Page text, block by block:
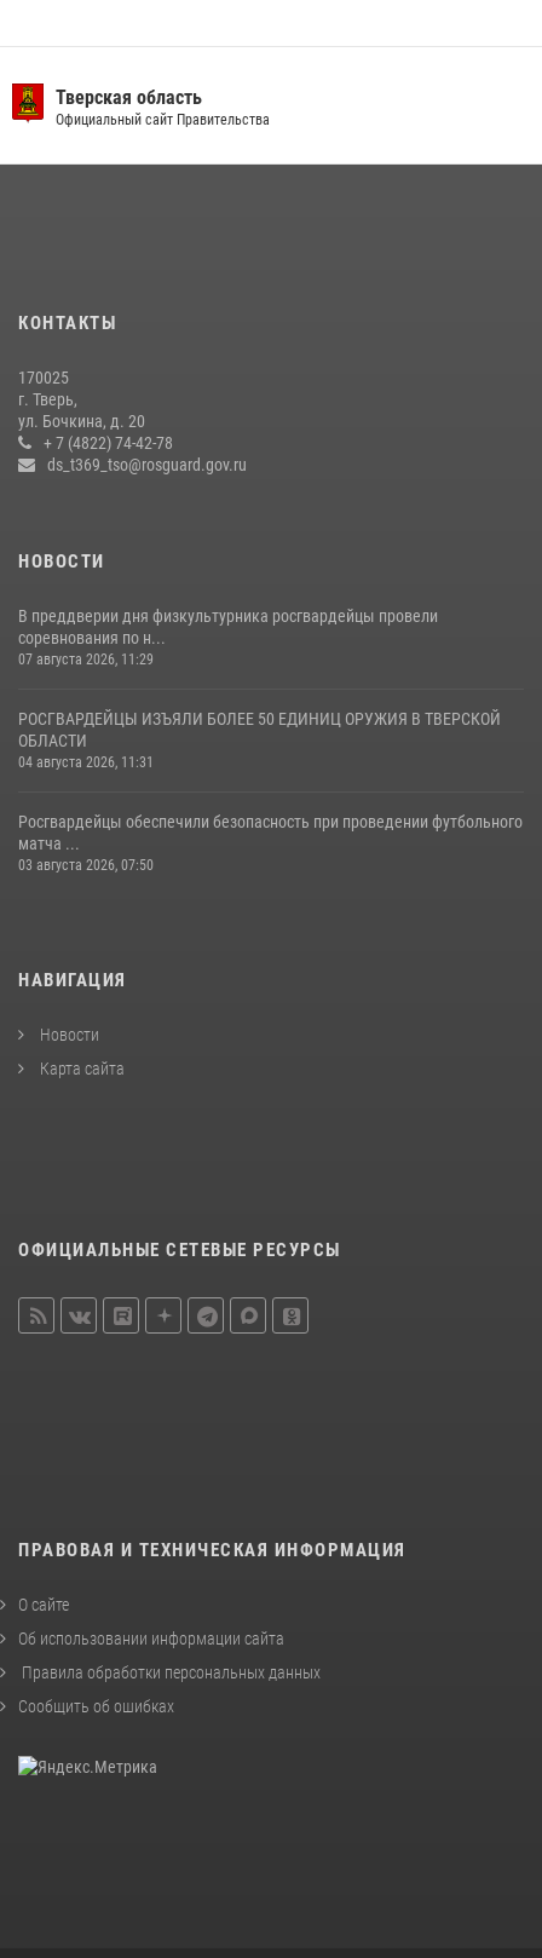
10 июля 2026, 08:44 1
(видео)
Росгвардейцы оказали помощь водителю на дороге в городе Кашин
22 июля 2026, 08:35
Тверская область
Официальный сайт Правительства
КОНТАКТЫ
170025
г. Тверь,
ул. Бочкина, д. 20
+ 7 (4822) 74-42-78
ds_t369_tso@rosguard.gov.ru
НОВОСТИ
В преддверии дня физкультурника росгвардейцы провели
соревнования по н...
07 августа 2026, 11:29
РОСГВАРДЕЙЦЫ ИЗЪЯЛИ БОЛЕЕ 50 ЕДИНИЦ ОРУЖИЯ В ТВЕРСКОЙ
ОБЛАСТИ
04 августа 2026, 11:31
Росгвардейцы обеспечили безопасность при проведении футбольного
матча ...
03 августа 2026, 07:50
НАВИГАЦИЯ
Новости
Карта сайта
ОФИЦИАЛЬНЫЕ СЕТЕВЫЕ РЕСУРСЫ
ПРАВОВАЯ И ТЕХНИЧЕСКАЯ ИНФОРМАЦИЯ
О сайте
Об использовании информации сайта
Правила обработки персональных данных
Сообщить об ошибках